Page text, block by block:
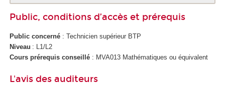
Public, conditions d’accès et prérequis
Public concerné : Technicien supérieur BTP
Niveau : L1/L2
Cours prérequis conseillé : MVA013 Mathématiques ou équivalent
L'avis des auditeurs